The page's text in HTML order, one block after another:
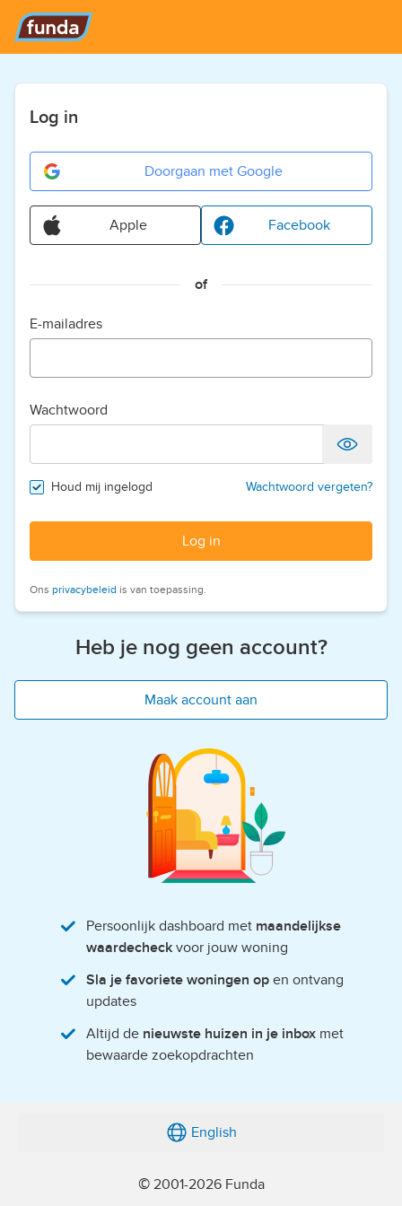
Log in
Doorgaan met Google
Apple Facebook
of
E-mailadres
Wachtwoord
Houd mij ingelogd Wachtwoord vergeten?
Log in
Ons privacybeleid is van toepassing.
Heb je nog geen account?
Maak account aan
Persoonlijk dashboard met maandelijkse
waardecheck voor jouw woning
Sla je favoriete woningen op en ontvang
updates
Altijd de nieuwste huizen in je inbox met
bewaarde zoekopdrachten
© 2001-2026 Funda
English